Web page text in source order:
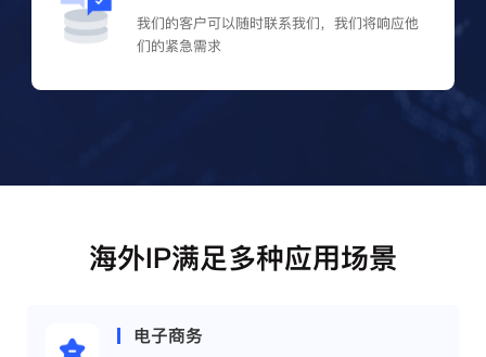
我们的客户可以随时联系我们，我们将响应他
们的紧急需求
海外IP满足多种应用场景
电子商务